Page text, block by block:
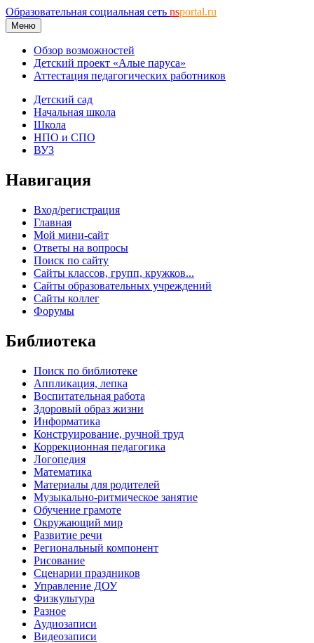
Образовательная социальная сеть nsportal.ru
Меню
Обзор возможностей
Детский проект «Алые паруса»
Аттестация педагогических работников
Детский сад
Начальная школа
Школа
НПО и СПО
ВУЗ
Навигация
Вход/регистрация
Главная
Мой мини-сайт
Ответы на вопросы
Поиск по сайту
Сайты классов, групп, кружков...
Сайты образовательных учреждений
Сайты коллег
Форумы
Библиотека
Поиск по библиотеке
Аппликация, лепка
Воспитательная работа
Здоровый образ жизни
Информатика
Конструирование, ручной труд
Коррекционная педагогика
Логопедия
Математика
Материалы для родителей
Музыкально-ритмическое занятие
Обучение грамоте
Окружающий мир
Развитие речи
Региональный компонент
Рисование
Сценарии праздников
Управление ДОУ
Физкультура
Разное
Аудиозаписи
Видеозаписи